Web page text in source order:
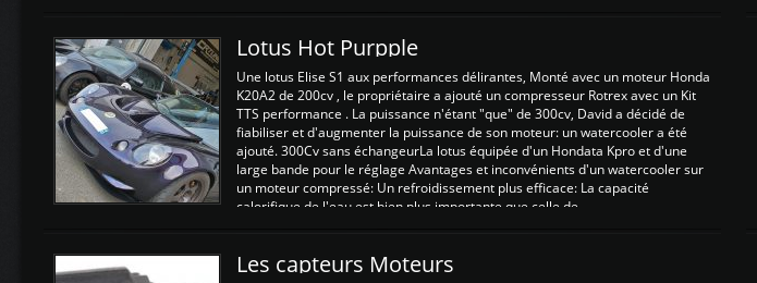
Lotus Hot Purpple
Une lotus Elise S1 aux performances délirantes, Monté avec un moteur Honda
K20A2 de 200cv , le propriétaire a ajouté un compresseur Rotrex avec un Kit
TTS performance . La puissance n'étant "que" de 300cv, David a décidé de
fiabiliser et d'augmenter la puissance de son moteur: un watercooler a été
ajouté. 300Cv sans échangeurLa lotus équipée d'un Hondata Kpro et d'une
large bande pour le réglage Avantages et inconvénients d'un watercooler sur
un moteur compressé: Un refroidissement plus efficace: La capacité
calorifique de l'eau est bien plus importante que celle de ...
Les capteurs Moteurs